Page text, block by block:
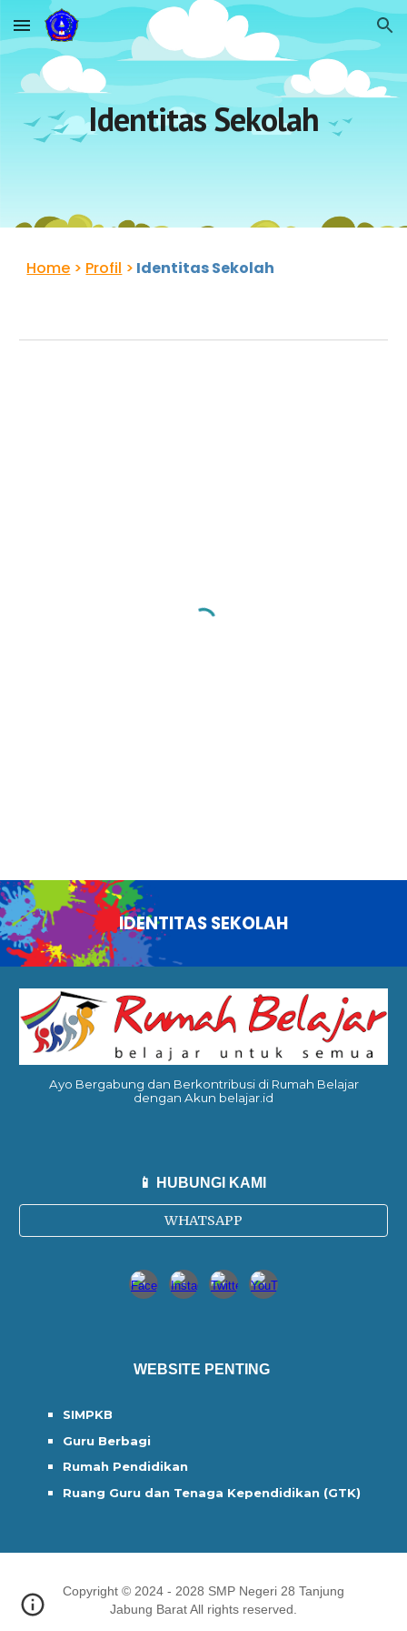
Skip to main content Skip to navigation
Identitas Sekolah
Home > Profil > Identitas Sekolah
IDENTITAS SEKOLAH
Ayo Bergabung dan Berkontribusi di Rumah Belajar
dengan Akun belajar.id
📱 HUBUNGI KAMI
WHATSAPP
WEBSITE PENTING
SIMPKB
Guru Berbagi
Rumah Pendidikan
Ruang Guru dan Tenaga Kependidikan (GTK)
Copyright © 2024 - 2028 SMP Negeri 28 Tanjung
Jabung Barat All rights reserved.